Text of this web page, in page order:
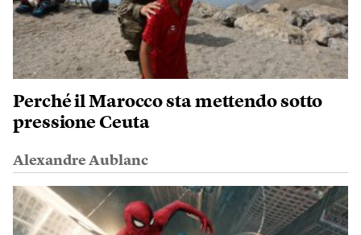
Perché il Marocco sta mettendo sotto
pressione Ceuta
Alexandre Aublanc